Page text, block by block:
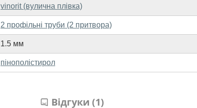
vinorit (вулична плівка)
2 профільні труби (2 притвора)
1.5 мм
пінополістирол
Відгуки (1)